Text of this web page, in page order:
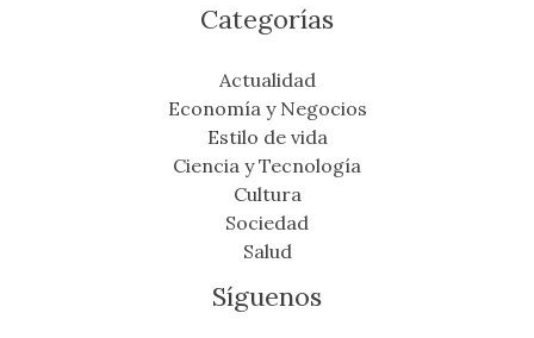
Categorías
Actualidad
Economía y Negocios
Estilo de vida
Ciencia y Tecnología
Cultura
Sociedad
Salud
Síguenos